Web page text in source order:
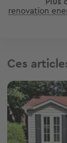
renovation
Ces
Image